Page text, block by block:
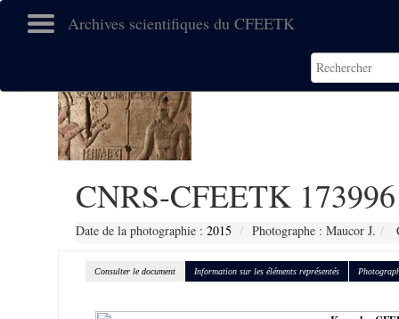
Archives scientifiques du CFEETK
CNRS-CFEETK 173996
Date de la photographie : 2015 Photographe : Maucor J.
Consulter le document Information sur les éléments représentés